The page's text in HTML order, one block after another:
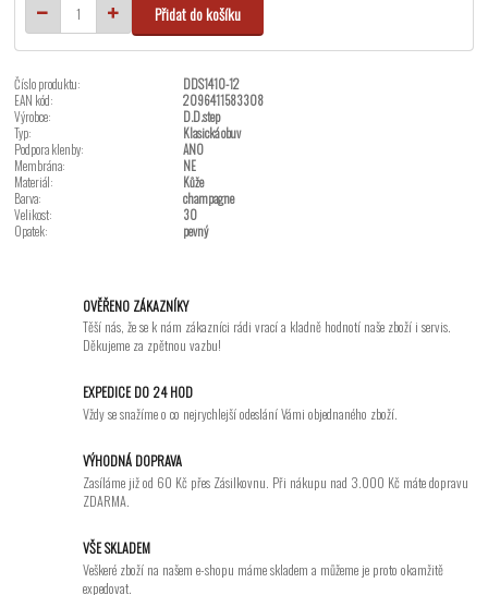
Přidat do košíku
Číslo produktu:
DDS1410-12
EAN kód:
2096411583308
Výrobce:
D.D.step
Typ:
Klasická obuv
Podpora klenby:
ANO
Membrána:
NE
Materiál:
Kůže
Barva:
champagne
Velikost:
30
Opatek:
pevný
OVĚŘENO ZÁKAZNÍKY
Těší nás, že se k nám zákazníci rádi vrací a kladně hodnotí naše zboží i servis.
Děkujeme za zpětnou vazbu!
EXPEDICE DO 24 HOD
Vždy se snažíme o co nejrychlejší odeslání Vámi objednaného zboží.
VÝHODNÁ DOPRAVA
Zasíláme již od 60 Kč přes Zásilkovnu. Při nákupu nad 3.000 Kč máte dopravu
ZDARMA.
VŠE SKLADEM
Veškeré zboží na našem e-shopu máme skladem a můžeme je proto okamžitě
expedovat.